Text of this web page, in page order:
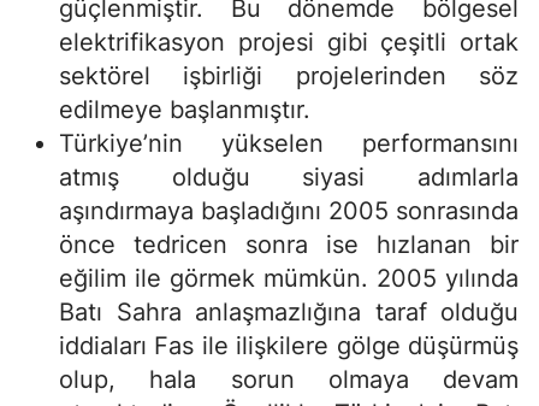
güçlenmiştir. Bu dönemde bölgesel
elektrifikasyon projesi gibi çeşitli ortak
sektörel işbirliği projelerinden söz
edilmeye başlanmıştır.
Türkiye’nin yükselen performansını
atmış olduğu siyasi adımlarla
aşındırmaya başladığını 2005 sonrasında
önce tedricen sonra ise hızlanan bir
eğilim ile görmek mümkün. 2005 yılında
Batı Sahra anlaşmazlığına taraf olduğu
iddiaları Fas ile ilişkilere gölge düşürmüş
olup, hala sorun olmaya devam